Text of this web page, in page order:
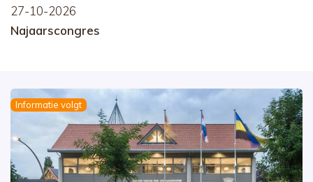
27-10-2026
Najaarscongres
Informatie volgt